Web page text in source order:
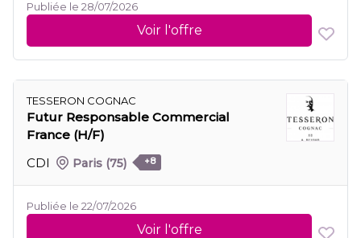
Publiée le 28/07/2026
Voir l'offre
TESSERON COGNAC
Futur Responsable Commercial
France (H/F)
CDI
Paris (75) +8
Publiée le 22/07/2026
Voir l'offre